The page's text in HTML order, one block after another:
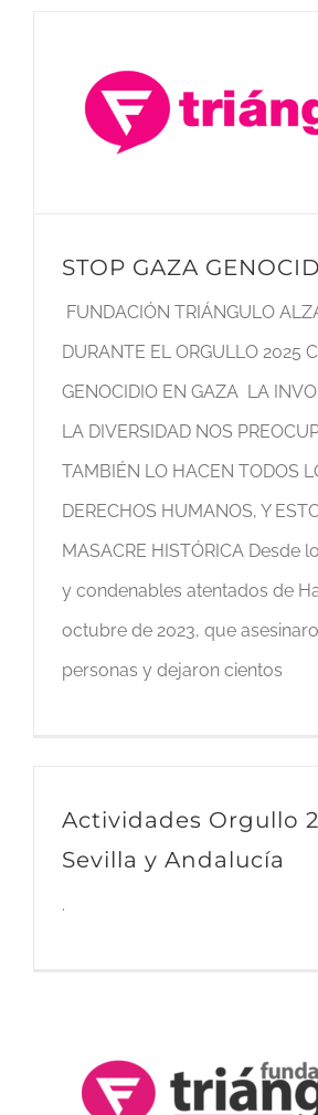
STOP GAZA
FUNDACIÓN TRIÁNGULO
DURANTE EL ORGULLO 2025
GENOCIDIO EN GAZA LA
LA DIVERSIDAD NOS
TAMBIÉN LO HACEN TODOS
DERECHOS HUMANOS, Y
MASACRE HISTÓRICA Desde
y condenables atentados de
octubre de 2023, que
personas y dejaron cientos
Actividades Orgullo
Sevilla y Andalucía
.